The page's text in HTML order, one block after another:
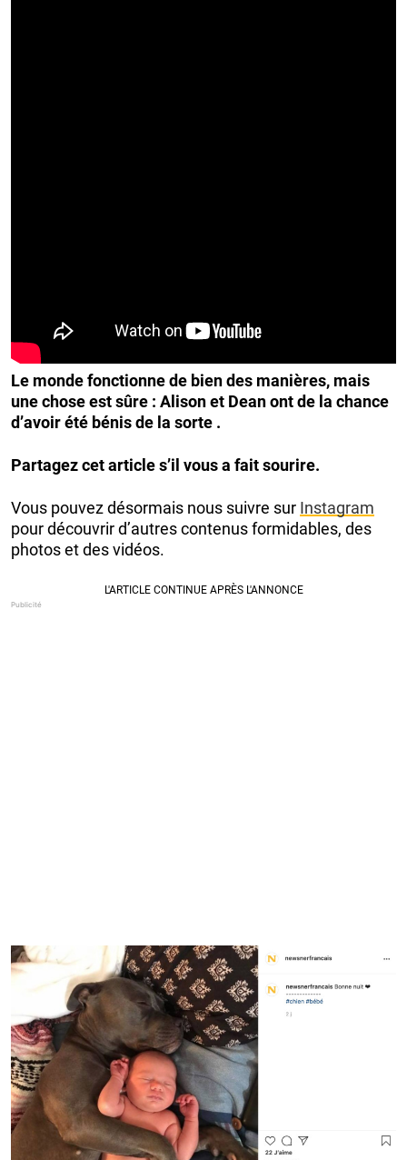
Le monde fonctionne de bien des manières, mais
une chose est sûre : Alison et Dean ont de la chance
d’avoir été bénis de la sorte .
Partagez cet article s’il vous a fait sourire.
Vous pouvez désormais nous suivre sur Instagram
pour découvrir d’autres contenus formidables, des
photos et des vidéos.